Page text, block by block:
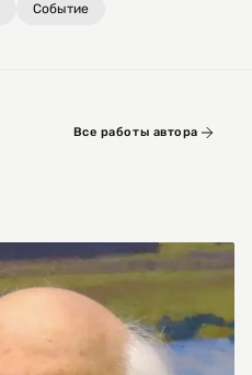
Событие
Все работы автора